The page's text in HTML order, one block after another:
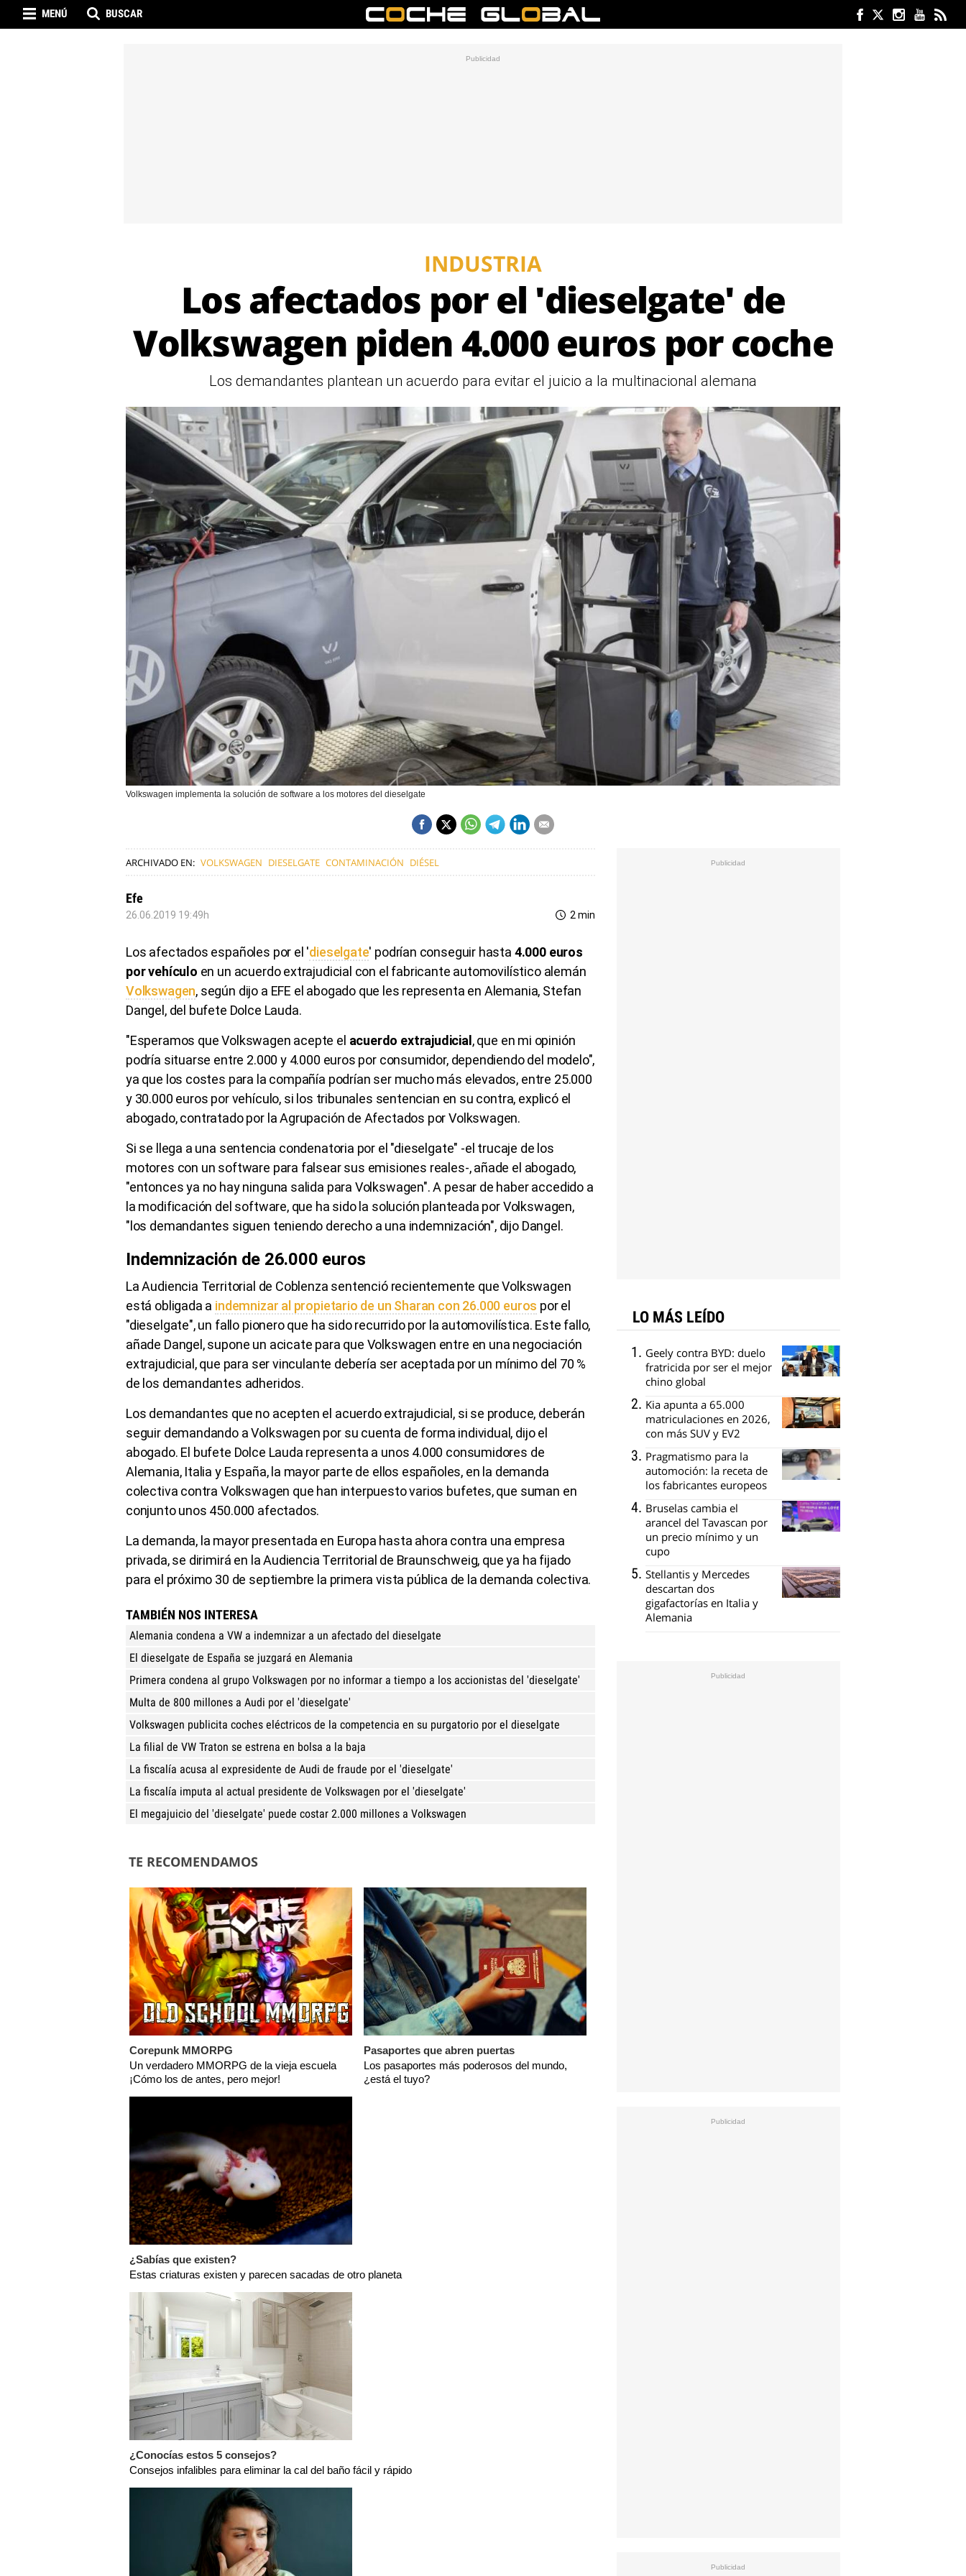
MENÚ BUSCAR
INDUSTRIA
Los afectados por el 'dieselgate' de
Volkswagen piden 4.000 euros por coche
Los demandantes plantean un acuerdo para evitar el juicio a la multinacional alemana
Volkswagen implementa la solución de software a los motores del dieselgate
ARCHIVADO EN: VOLKSWAGEN DIESELGATE CONTAMINACIÓN DIÉSEL
Efe
26.06.2019 19:49h 2 min
Los afectados españoles por el 'dieselgate' podrían conseguir hasta 4.000 euros
por vehículo en un acuerdo extrajudicial con el fabricante automovilístico alemán
Volkswagen, según dijo a EFE el abogado que les representa en Alemania, Stefan
Dangel, del bufete Dolce Lauda.
"Esperamos que Volkswagen acepte el acuerdo extrajudicial, que en mi opinión
podría situarse entre 2.000 y 4.000 euros por consumidor, dependiendo del modelo",
ya que los costes para la compañía podrían ser mucho más elevados, entre 25.000
y 30.000 euros por vehículo, si los tribunales sentencian en su contra, explicó el
abogado, contratado por la Agrupación de Afectados por Volkswagen.
Si se llega a una sentencia condenatoria por el "dieselgate" -el trucaje de los
motores con un software para falsear sus emisiones reales-, añade el abogado,
"entonces ya no hay ninguna salida para Volkswagen". A pesar de haber accedido a
la modificación del software, que ha sido la solución planteada por Volkswagen,
"los demandantes siguen teniendo derecho a una indemnización", dijo Dangel.
Indemnización de 26.000 euros
La Audiencia Territorial de Coblenza sentenció recientemente que Volkswagen
está obligada a indemnizar al propietario de un Sharan con 26.000 euros por el
"dieselgate", un fallo pionero que ha sido recurrido por la automovilística. Este fallo,
añade Dangel, supone un acicate para que Volkswagen entre en una negociación
extrajudicial, que para ser vinculante debería ser aceptada por un mínimo del 70 %
de los demandantes adheridos.
Los demandantes que no acepten el acuerdo extrajudicial, si se produce, deberán
seguir demandando a Volkswagen por su cuenta de forma individual, dijo el
abogado. El bufete Dolce Lauda representa a unos 4.000 consumidores de
Alemania, Italia y España, la mayor parte de ellos españoles, en la demanda
colectiva contra Volkswagen que han interpuesto varios bufetes, que suman en
conjunto unos 450.000 afectados.
La demanda, la mayor presentada en Europa hasta ahora contra una empresa
privada, se dirimirá en la Audiencia Territorial de Braunschweig, que ya ha fijado
para el próximo 30 de septiembre la primera vista pública de la demanda colectiva.
TAMBIÉN NOS INTERESA
Alemania condena a VW a indemnizar a un afectado del dieselgate
El dieselgate de España se juzgará en Alemania
Primera condena al grupo Volkswagen por no informar a tiempo a los accionistas del 'dieselgate'
Multa de 800 millones a Audi por el 'dieselgate'
Volkswagen publicita coches eléctricos de la competencia en su purgatorio por el dieselgate
La filial de VW Traton se estrena en bolsa a la baja
La fiscalía acusa al expresidente de Audi de fraude por el 'dieselgate'
La fiscalía imputa al actual presidente de Volkswagen por el 'dieselgate'
El megajuicio del 'dieselgate' puede costar 2.000 millones a Volkswagen
TE RECOMENDAMOS
Corepunk MMORPG
Un verdadero MMORPG de la vieja escuela
¡Cómo los de antes, pero mejor!
Pasaportes que abren puertas
Los pasaportes más poderosos del mundo,
¿está el tuyo?
¿Sabías que existen?
Estas criaturas existen y parecen sacadas de otro planeta
¿Conocías estos 5 consejos?
Consejos infalibles para eliminar la cal del baño fácil y rápido
LO MÁS LEÍDO
Geely contra BYD: duelo
fratricida por ser el mejor
chino global
Kia apunta a 65.000
matriculaciones en 2026,
con más SUV y EV2
Pragmatismo para la
automoción: la receta de
los fabricantes europeos
Bruselas cambia el
arancel del Tavascan por
un precio mínimo y un
cupo
Stellantis y Mercedes
descartan dos
gigafactorías en Italia y
Alemania